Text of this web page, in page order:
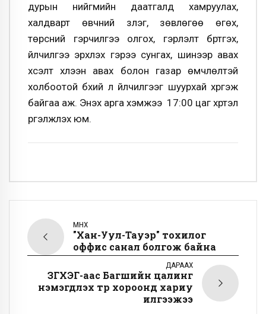
дурын нийгмийн даатгалд хамруулах,
халдварт өвчний үзлэг, зөвлөгөө өгөх,
төрсний гэрчилгээ олгох, гэрлэлт бүртгэх,
үйлчилгээ эрхлэх гэрээ сунгах, шинээр авах
хүсэлт хүлээн авах болон газар өмчлөлтэй
холбоотой бүхий л үйлчилгээг шуурхай хүргэж
байгаа аж. Энэхүү арга хэмжээ 17:00 цаг хүртэл
үргэлжлэх юм.
ӨМНӨХ
"Хан-Уул-Тауэр" тохилог
оффис санал болгож байна
ДАРААХ
ЗГХЭГ-аас Багшийн цалинг
нэмэгдүүлэх түр хороонд хариу
илгээжээ